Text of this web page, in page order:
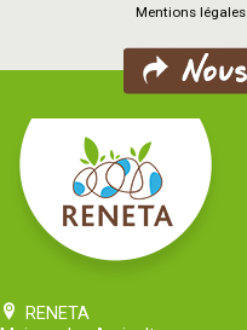
Mentions légales
RENETA